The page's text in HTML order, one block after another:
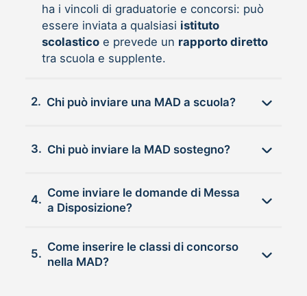
ha i vincoli di graduatorie e concorsi: può
essere inviata a qualsiasi istituto
scolasticoe prevede un rapporto diretto
tra scuola e supplente.
2. Chi può inviare una MAD a scuola?
3. Chi può inviare la MAD sostegno?
4.
Come inviare le domande di Messa
a Disposizione?
5.
Come inserire le classi di concorso
nella MAD?